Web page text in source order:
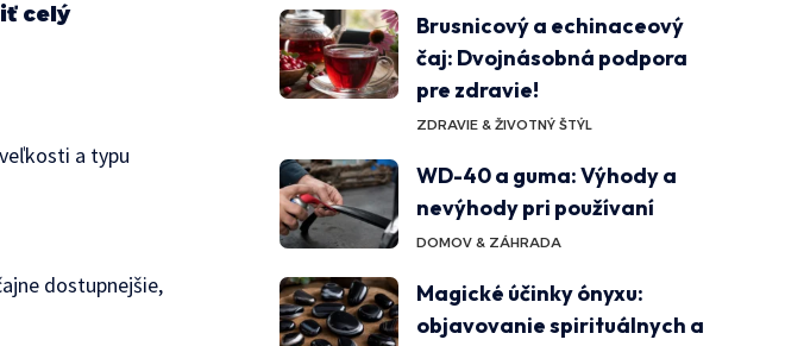
celý
a typu
dostupnejšie,
Brusnicový a echinaceový
čaj: Dvojnásobná podpora
pre zdravie!
ZDRAVIE & ŽIVOTNÝ ŠTÝL
WD-40 a guma: Výhody a
nevýhody pri používaní
DOMOV & ZÁHRADA
Magické účinky ónyxu:
objavovanie spirituálnych a